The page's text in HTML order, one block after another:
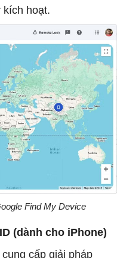
kích hoạt.
Find My Device
(dành cho iPhone)
cấp giải pháp